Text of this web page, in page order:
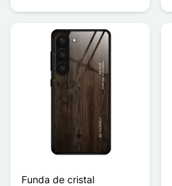
Funda de cristal